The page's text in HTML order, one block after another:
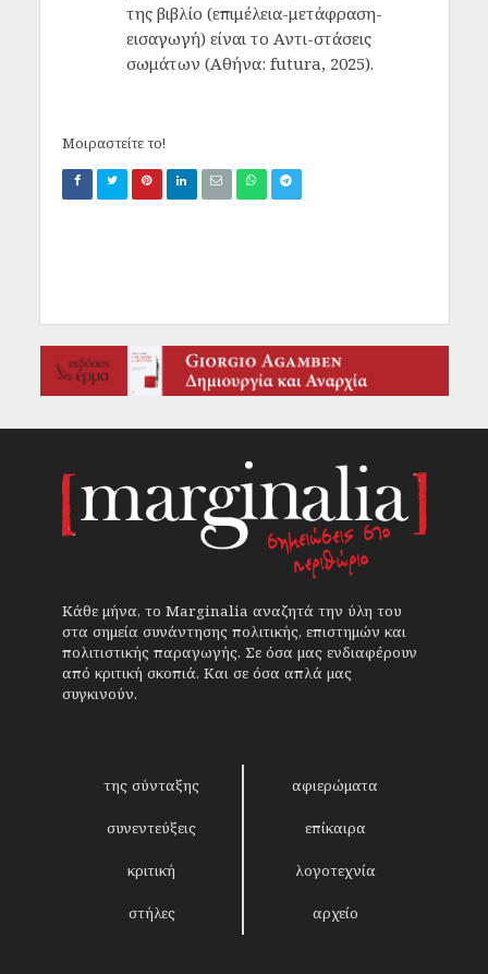
της βιβλίο (επιμέλεια-μετάφραση-
εισαγωγή) είναι το Αντι-στάσεις
σωμάτων (Αθήνα: futura, 2025).
Μοιραστείτε το!
Κάθε μήνα, το Marginalia αναζητά την ύλη του
στα σημεία συνάντησης πολιτικής, επιστημών και
πολιτιστικής παραγωγής. Σε όσα μας ενδιαφέρουν
από κριτική σκοπιά. Και σε όσα απλά μας
συγκινούν.
της σύνταξης αφιερώματα
συνεντεύξεις επίκαιρα
κριτική λογοτεχνία
στήλες αρχείο